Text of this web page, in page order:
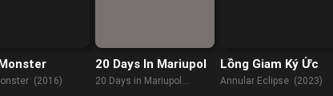
(2016)
20 Days In Mariupol
20 Days in Mariupol
Lồng Giam Ký Ức
Annular Eclipse (2023)